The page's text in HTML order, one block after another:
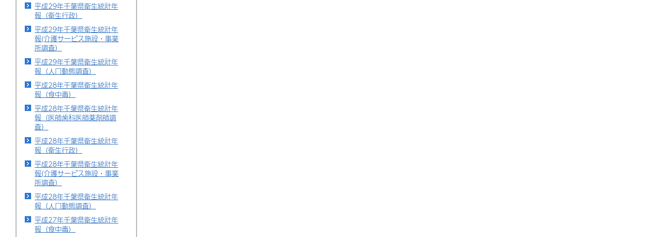
平成29年千葉県衛生統計年
報（衛生行政）
平成29年千葉県衛生統計年
報(介護サービス施設・事業
所調査）
平成29年千葉県衛生統計年
報（人口動態調査）
平成28年千葉県衛生統計年
報（食中毒）
平成28年千葉県衛生統計年
報（医師歯科医師薬剤師調
査）
平成28年千葉県衛生統計年
報（衛生行政）
平成28年千葉県衛生統計年
報(介護サービス施設・事業
所調査）
平成28年千葉県衛生統計年
報（人口動態調査）
平成27年千葉県衛生統計年
報（食中毒）